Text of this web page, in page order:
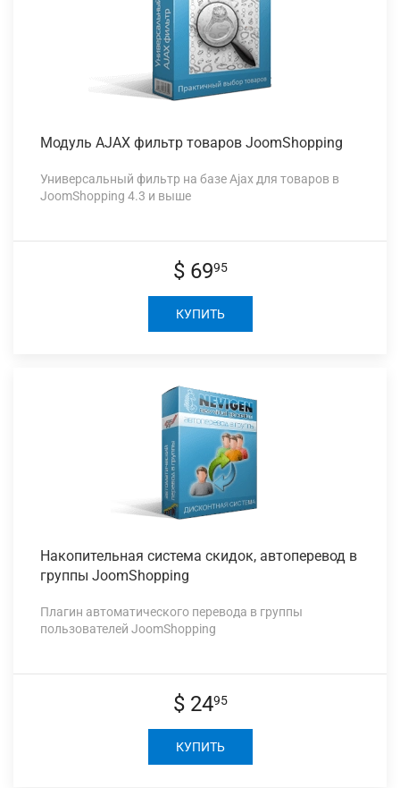
Модуль AJAX фильтр товаров JoomShopping
Универсальный фильтр на базе Ajax для товаров в
JoomShopping 4.3 и выше
$ 6995
КУПИТЬ
Накопительная система скидок, автоперевод в
группы JoomShopping
Плагин автоматического перевода в группы
пользователей JoomShopping
$ 2495
КУПИТЬ